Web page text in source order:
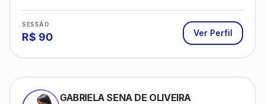
SESSÃO
R$ 90 Ver Perfil
GABRIELA SENA DE OLIVEIRA